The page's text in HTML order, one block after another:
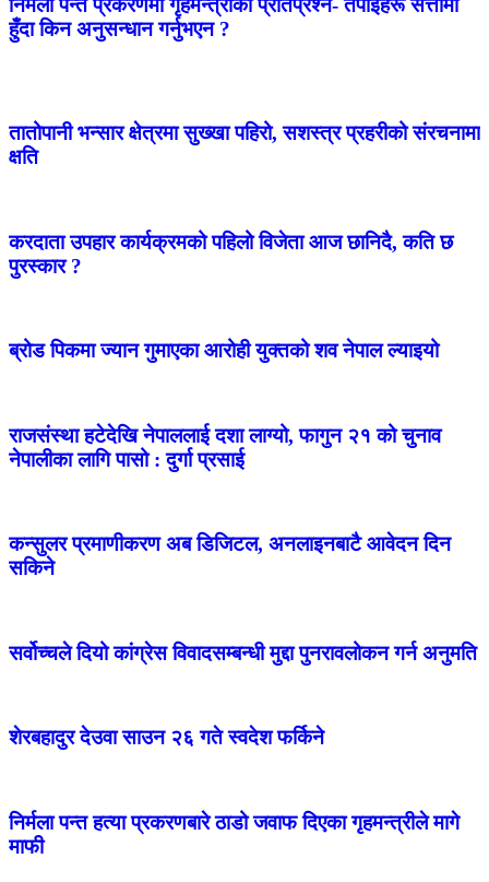
निर्मला पन्त प्रकरणमा गृहमन्त्रीको प्रतिप्रश्न- तपाईंहरू सत्तामा
हुँदा किन अनुसन्धान गर्नुभएन ?
तातोपानी भन्सार क्षेत्रमा सुख्खा पहिरो, सशस्त्र प्रहरीको संरचनामा
क्षति
करदाता उपहार कार्यक्रमको पहिलो विजेता आज छानिदै, कति छ
पुरस्कार ?
ब्रोड पिकमा ज्यान गुमाएका आरोही युक्तको शव नेपाल ल्याइयो
राजसंस्था हटेदेखि नेपाललाई दशा लाग्यो, फागुन २१ को चुनाव
नेपालीका लागि पासो : दुर्गा प्रसाई
कन्सुलर प्रमाणीकरण अब डिजिटल, अनलाइनबाटै आवेदन दिन
सकिने
सर्वोच्चले दियो कांग्रेस विवादसम्बन्धी मुद्दा पुनरावलोकन गर्न अनुमति
शेरबहादुर देउवा साउन २६ गते स्वदेश फर्किने
निर्मला पन्त हत्या प्रकरणबारे ठाडो जवाफ दिएका गृहमन्त्रीले मागे
माफी